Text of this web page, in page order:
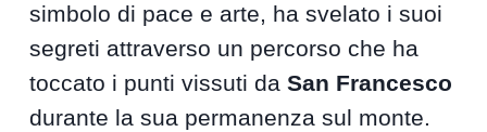
simbolo di pace e arte, ha svelato i suoi
segreti attraverso un percorso che ha
toccato i punti vissuti daSan Francesco
durante la sua permanenza sul monte.